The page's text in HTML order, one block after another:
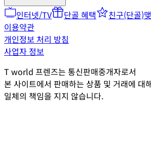
인터넷/TV 단골 혜택 친구(단골)
이용약관
개인정보 처리 방침
사업자 정보
T world 프렌즈는 통신판매중개자로서
본 사이트에서 판매하는 상품 및 거래에 대
일체의 책임을 지지 않습니다.